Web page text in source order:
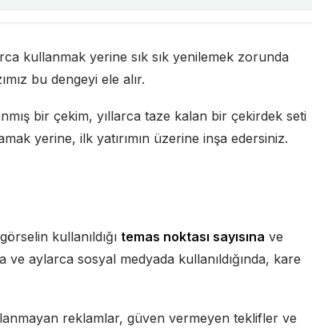
kullanmak yerine sık sık yenilemek zorunda
bu dengeyi ele alır.
bir çekim, yıllarca taze kalan bir çekirdek seti
yerine, ilk yatırımın üzerine inşa edersiniz.
kullanıldığı temas noktası sayısına ve
aylarca sosyal medyada kullanıldığında, kare
reklamlar, güven vermeyen teklifler ve